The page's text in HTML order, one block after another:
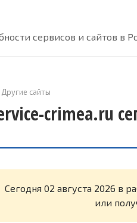
сервисов и сайтов в
Другие сайты
crimea.ru
Cегодня 02 августа 2026 в
или